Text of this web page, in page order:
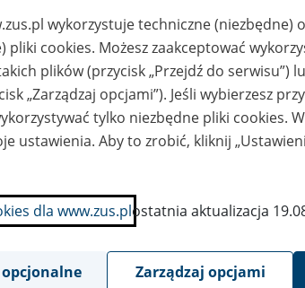
8.00-17.00 – bilety można pobrać do
- Piątek: 8.00-15.00 – bilety można pobrać
urzędowania
- Piątek: 7.45-15.45
możliwość obsługi klientów
10.00-15.00
870 Błonie ul. Rynek 6B
wykorzystuje techniczne (niezbędne)
pliki cookies. Możesz zaakceptować
plików (przycisk „Przejdź do serwisu”)
„Zarządzaj opcjami”). Jeśli wybierzesz
tylko niezbędne pliki cookies.
ustawienia. Aby to zrobić, kliknij
dla www.zus.plostatnia aktualizacja
Zarządzaj opcjami